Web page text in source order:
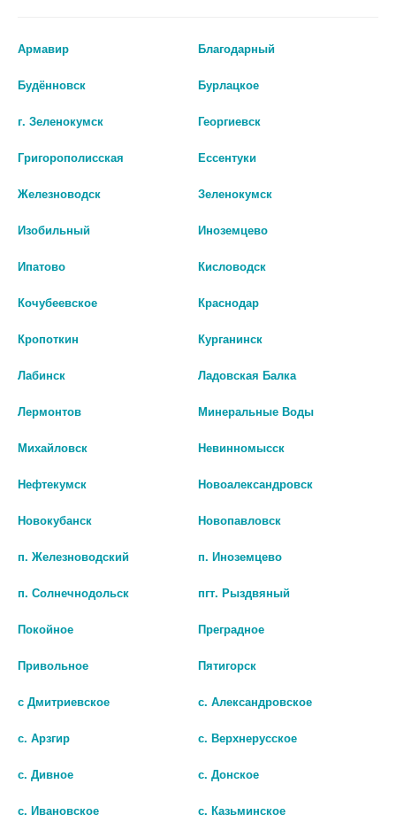
Перед применением необходимо проконсультироваться
описание товара без предварительного уведомления.
Окончательный расчет стоимости будет произведен при
Армавир Благодарный
Будённовск Бурлацкое
г. Зеленокумск Георгиевск
Григорополисская Ессентуки
Железноводск Зеленокумск
Изобильный Иноземцево
Ипатово Кисловодск
Кочубеевское Краснодар
Кропоткин Курганинск
Лабинск Ладовская Балка
Лермонтов Минеральные Воды
Михайловск Невинномысск
Нефтекумск Новоалександровск
Новокубанск Новопавловск
п. Железноводский п. Иноземцево
п. Солнечнодольск пгт. Рыздвяный
Покойное Преградное
Привольное Пятигорск
с Дмитриевское с. Александровское
с. Арзгир с. Верхнерусское
с. Дивное с. Донское
с. Ивановское с. Казьминское